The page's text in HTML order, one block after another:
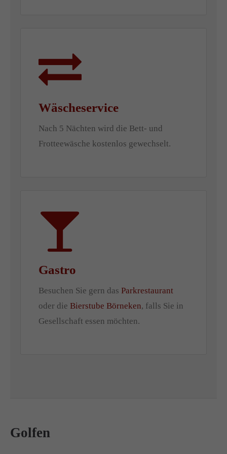
Wäscheservice
Nach 5 Nächten wird die Bett- und
Frotteewäsche kostenlos gewechselt.
Gastro
Besuchen Sie gern das Parkrestaurant
oder die Bierstube Börneken, falls Sie in
Gesellschaft essen möchten.
Golfen